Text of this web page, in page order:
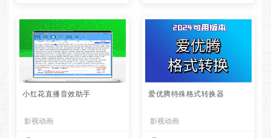
小红花直播音效助手
影视动画
爱优腾特殊格式转换器
影视动画